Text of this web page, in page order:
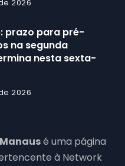
2026
prazo para pré-
na segunda
nesta sexta-
2026
é uma página
à Network